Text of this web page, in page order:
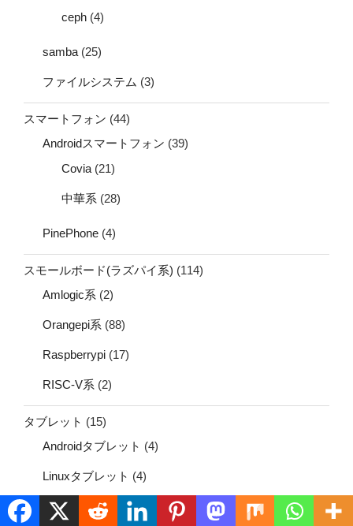
ceph (4)
samba (25)
ファイルシステム (3)
スマートフォン (44)
Androidスマートフォン (39)
Covia (21)
中華系 (28)
PinePhone (4)
スモールボード(ラズパイ系) (114)
Amlogic系 (2)
Orangepi系 (88)
Raspberrypi (17)
RISC-V系 (2)
タブレット (15)
Androidタブレット (4)
Linuxタブレット (4)
Windowsタブレット (11)